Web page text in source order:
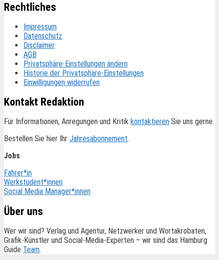
Rechtliches
Impressum
Datenschutz
Disclaimer
AGB
Privatsphäre-Einstellungen ändern
Historie der Privatsphäre-Einstellungen
Einwilligungen widerrufen
Kontakt Redaktion
Für Informationen, Anregungen und Kritik kontaktieren Sie uns gerne.
Bestellen Sie hier Ihr Jahresabonnement.
Jobs
Fahrer*in
Werkstudent*innen
Social Media Manager*innen
Über uns
Wer wir sind? Verlag und Agentur, Netzwerker und Wortakrobaten,
Grafik-Künstler und Social-Media-Experten – wir sind das Hamburg
Guide Team.